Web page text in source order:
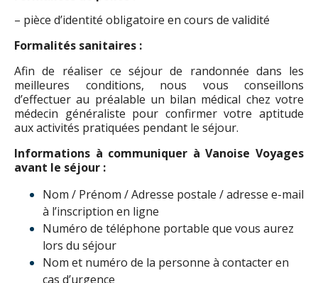
– pièce d’identité obligatoire en cours de validité
Formalités sanitaires :
Afin de réaliser ce séjour de randonnée dans les
meilleures conditions, nous vous conseillons
d’effectuer au préalable un bilan médical chez votre
médecin généraliste pour confirmer votre aptitude
aux activités pratiquées pendant le séjour.
Informations à communiquer à Vanoise Voyages
avant le séjour :
Nom / Prénom / Adresse postale / adresse e-mail
à l’inscription en ligne
Numéro de téléphone portable que vous aurez
lors du séjour
Nom et numéro de la personne à contacter en
cas d’urgence